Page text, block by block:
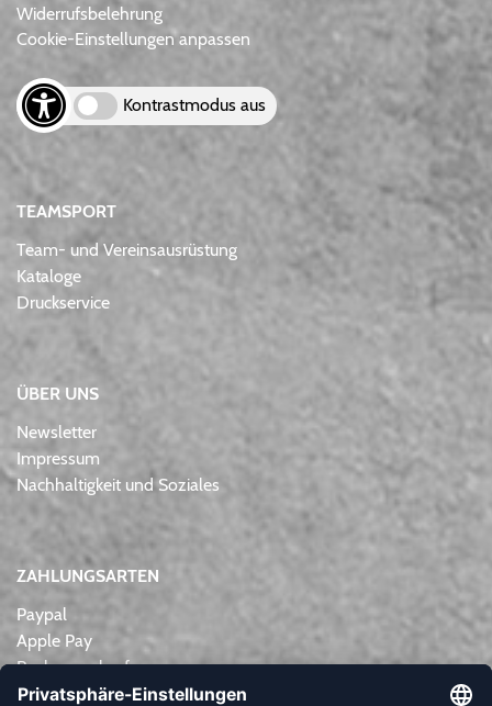
Widerrufsbelehrung
Cookie-Einstellungen anpassen
Kontrastmodus aus
TEAMSPORT
Team- und Vereinsausrüstung
Kataloge
Druckservice
ÜBER UNS
Newsletter
Impressum
Nachhaltigkeit und Soziales
ZAHLUNGSARTEN
Paypal
Apple Pay
Rechnungskauf
Lastschrift